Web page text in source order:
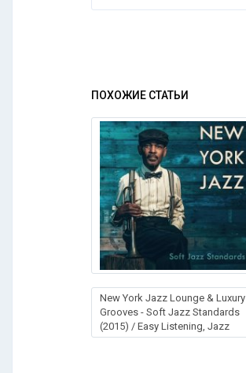
ПОХОЖИЕ СТАТЬИ
New York Jazz Lounge & Luxury
Grooves - Soft Jazz Standards
(2015) / Easy Listening, Jazz